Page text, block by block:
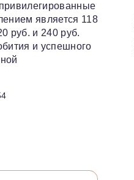
является 118
руб. и 240 руб.
и успешного